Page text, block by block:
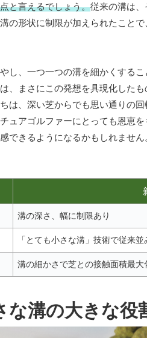
と言えるでしょう。従来の溝は、
の形状に制限が加えられたこと
し、一つ一つの溝を細かくする
、まさにこの発想を具現化したも
は、深い芝からでも思い通りの
ュアゴルファーにとっても恩恵
できるようになるかもしれません
溝の深さ、幅に制限あり
「とても小さな溝」技術で従来
溝の細かさで芝との接触面積最大
な溝の大きな役